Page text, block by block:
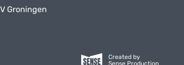
Groningen
Created by
Sense Production